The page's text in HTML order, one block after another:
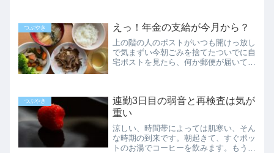
れど…首を冷やしながら、淡々とノルマ
を果たしました。またもや...
つぶやき えっ！年金の支給が今月から？
上の階の人のポストがいつも開けっ放し
で気まずい今朝ごみを捨てたついでに自
宅ポストを見たら、何か郵便が届いてい
いるのに気が付くと、また...
つぶやき
連勤3日目の弱音と再検査は気が
重い
涼しい、時間帯によっては肌寒い、そん
な時期の到来です。朝起きて、すぐポッ
トのお湯でコーヒーを飲みます。もうず